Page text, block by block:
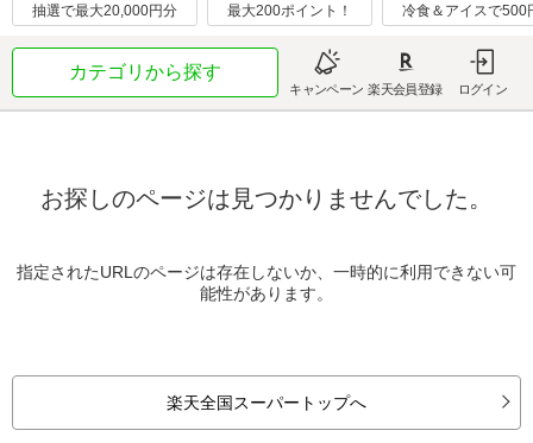
抽選で最大20,000円分 最大200ポイント！ 冷食＆アイスで500
カテゴリから探す
キャンペーン 楽天会員登録 ログイン
お探しのページは見つかりませんでした。
指定されたURLのページは存在しないか、一時的に利用できない可
能性があります。
楽天全国スーパートップへ